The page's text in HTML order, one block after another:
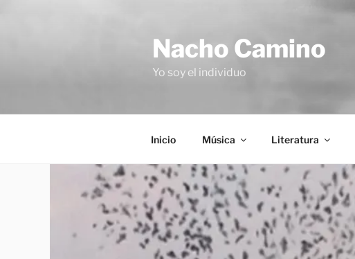
Nacho Camino
Yo soy el individuo
Inicio Música Literatura